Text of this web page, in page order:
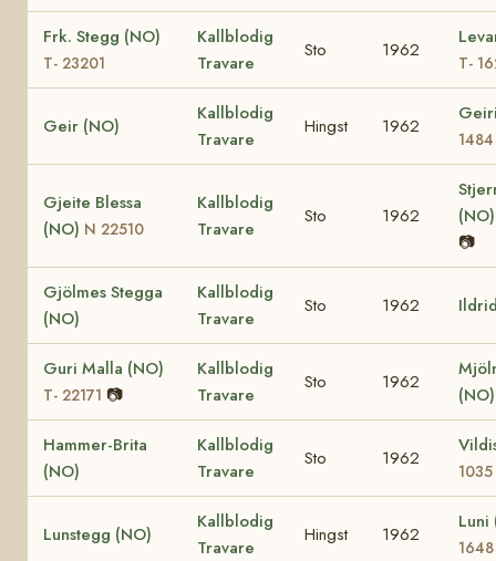
Frk. Stegg (NO)
T- 23201
Kallblodig
Travare
Sto 1962
T-
Geir (NO)
Kallblodig
Travare
Hingst 1962
1484
Gjeite Blessa
(NO) N 22510
Kallblodig
Travare
Sto 1962
📷
Gjölmes Stegga
(NO)
Kallblodig
Travare
Sto 1962
Guri Malla (NO)
T- 22171 📷
Kallblodig
Travare
Sto 1962
Hammer-Brita
(NO)
Kallblodig
Travare
Sto 1962
1035
Lunstegg (NO)
Kallblodig
Travare
Hingst 1962
1648